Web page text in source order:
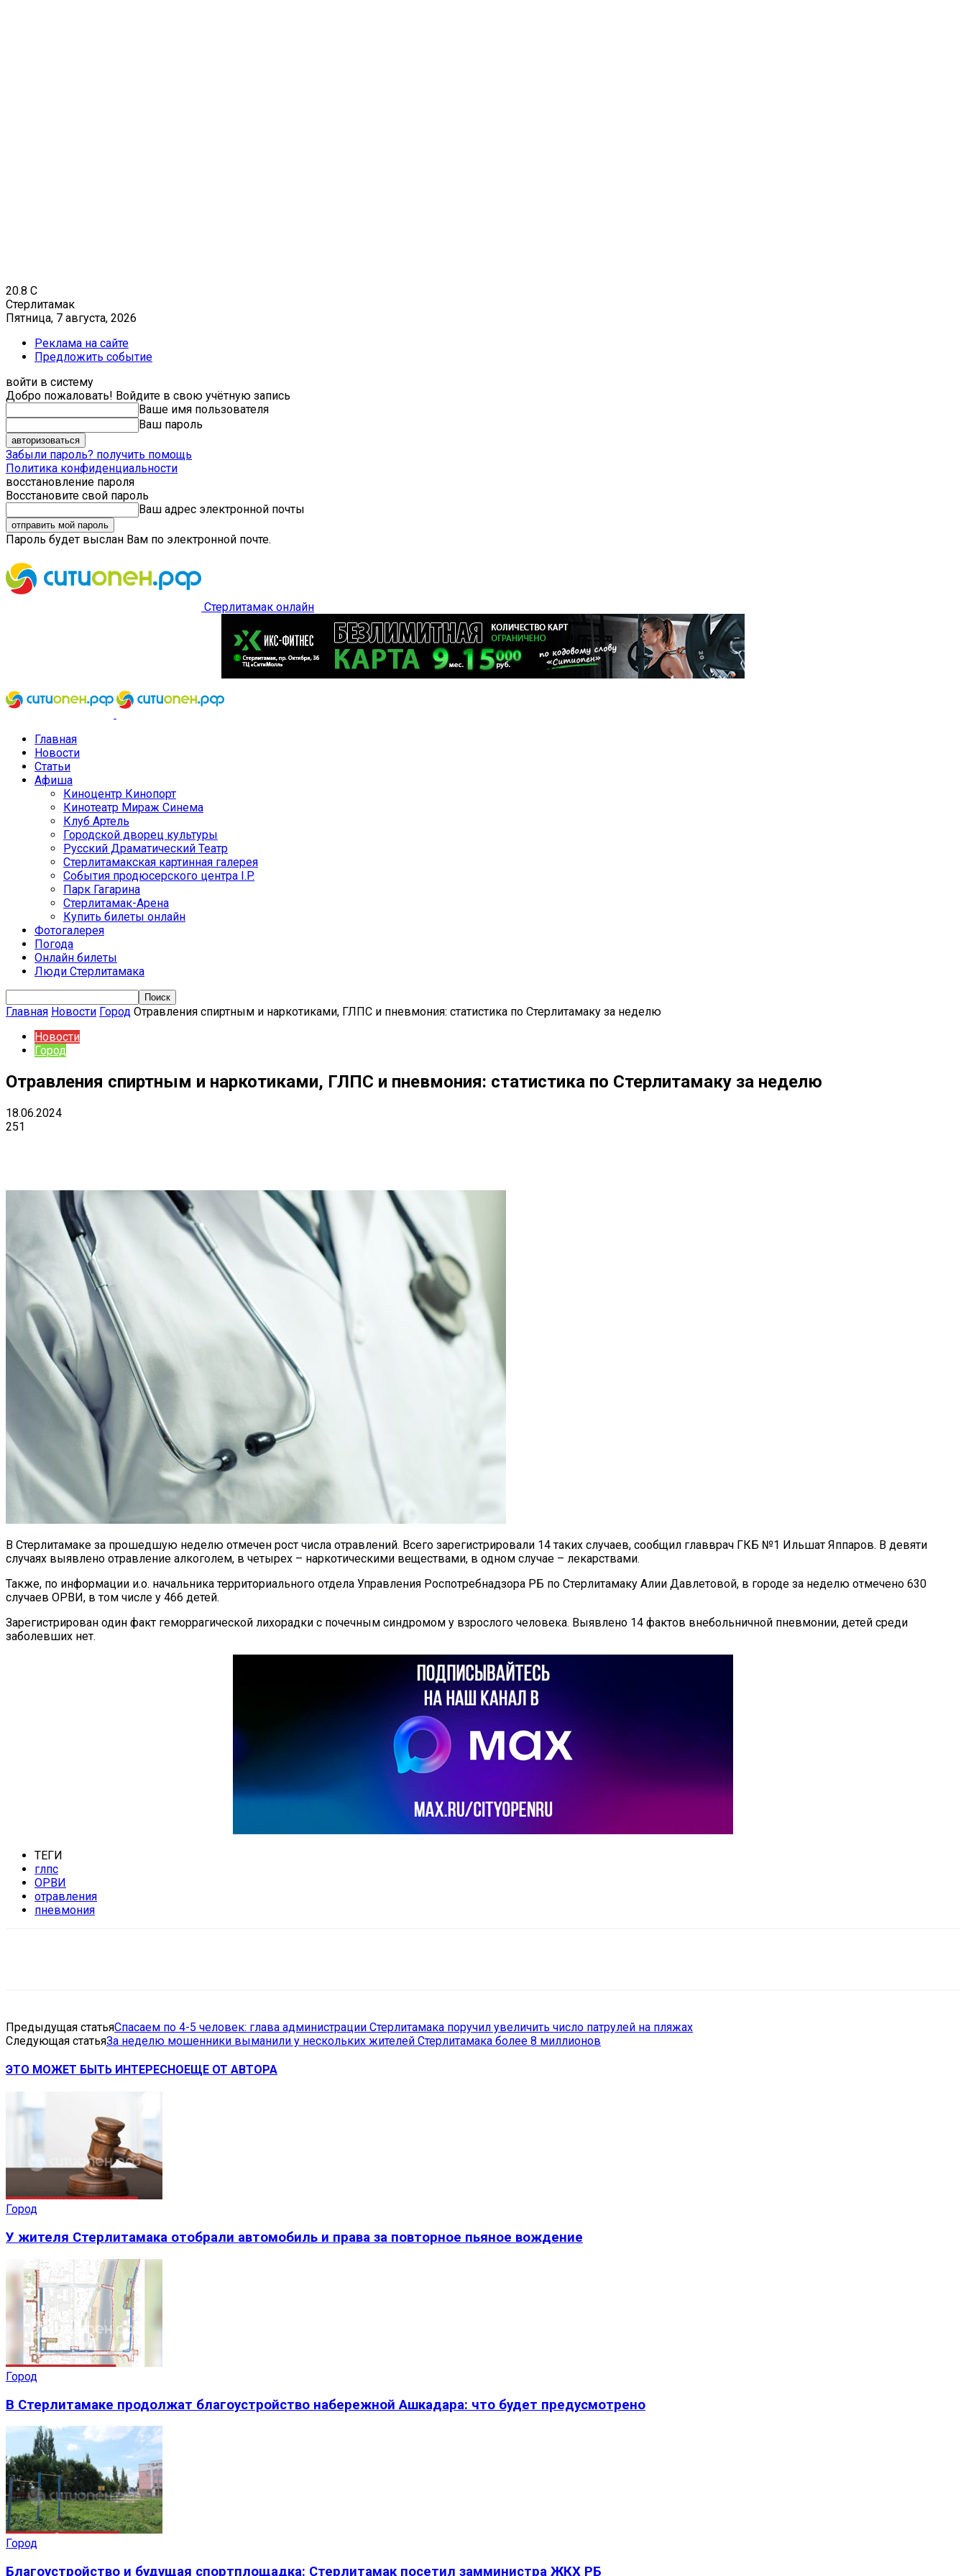
20.8 C
Стерлитамак
Пятница, 7 августа, 2026
Реклама на сайте
Предложить событие
войти в систему
Добро пожаловать! Войдите в свою учётную запись
Ваше имя пользователя
Ваш пароль
Забыли пароль? получить помощь
Политика конфиденциальности
восстановление пароля
Восстановите свой пароль
Ваш адрес электронной почты
Пароль будет выслан Вам по электронной почте.
Стерлитамак онлайн
Главная
Новости
Статьи
Афиша
Киноцентр Кинопорт
Кинотеатр Мираж Синема
Клуб Артель
Городской дворец культуры
Русский Драматический Театр
Стерлитамакская картинная галерея
События продюсерского центра I.P.
Парк Гагарина
Стерлитамак-Арена
Купить билеты онлайн
Фотогалерея
Погода
Онлайн билеты
Люди Стерлитамака
Главная Новости Город Отравления спиртным и наркотиками, ГЛПС и пневмония: статистика по Стерлитамаку за неделю
Новости
Город
Отравления спиртным и наркотиками, ГЛПС и пневмония: статистика по Стерлитамаку за неделю
18.06.2024
251
В Стерлитамаке за прошедшую неделю отмечен рост числа отравлений. Всего зарегистрировали 14 таких случаев, сообщил главврач ГКБ №1 Ильшат Яппаров. В девяти
случаях выявлено отравление алкоголем, в четырех – наркотическими веществами, в одном случае – лекарствами.
Также, по информации и.о. начальника территориального отдела Управления Роспотребнадзора РБ по Стерлитамаку Алии Давлетовой, в городе за неделю отмечено 630
случаев ОРВИ, в том числе у 466 детей.
Зарегистрирован один факт геморрагической лихорадки с почечным синдромом у взрослого человека. Выявлено 14 фактов внебольничной пневмонии, детей среди
заболевших нет.
ТЕГИ
глпс
ОРВИ
отравления
пневмония
Предыдущая статьяСпасаем по 4-5 человек: глава администрации Стерлитамака поручил увеличить число патрулей на пляжах
Следующая статьяЗа неделю мошенники выманили у нескольких жителей Стерлитамака более 8 миллионов
ЭТО МОЖЕТ БЫТЬ ИНТЕРЕСНОЕЩЕ ОТ АВТОРА
Город
У жителя Стерлитамака отобрали автомобиль и права за повторное пьяное вождение
Город
В Стерлитамаке продолжат благоустройство набережной Ашкадара: что будет предусмотрено
Город
Благоустройство и будущая спортплощадка: Стерлитамак посетил замминистра ЖКХ РБ